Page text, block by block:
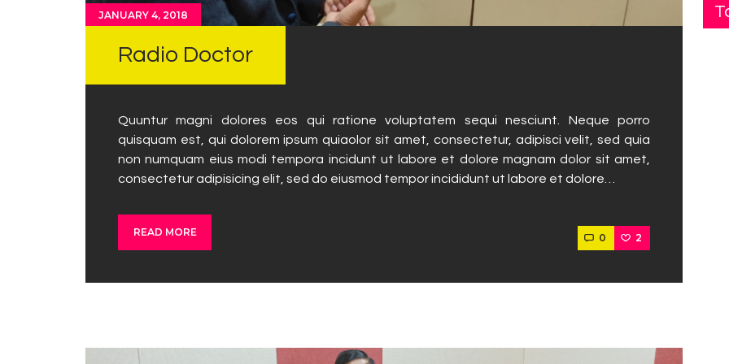
JANUARY 4, 2018
Radio Doctor
Quuntur magni dolores eos qui ratione voluptatem sequi nesciunt. Neque porro
quisquam est, qui dolorem ipsum quiaolor sit amet, consectetur, adipisci velit, sed quia
non numquam eius modi tempora incidunt ut labore et dolore magnam dolor sit amet,
consectetur adipisicing elit, sed do eiusmod tempor incididunt ut labore et dolore…
READ MORE 0 2